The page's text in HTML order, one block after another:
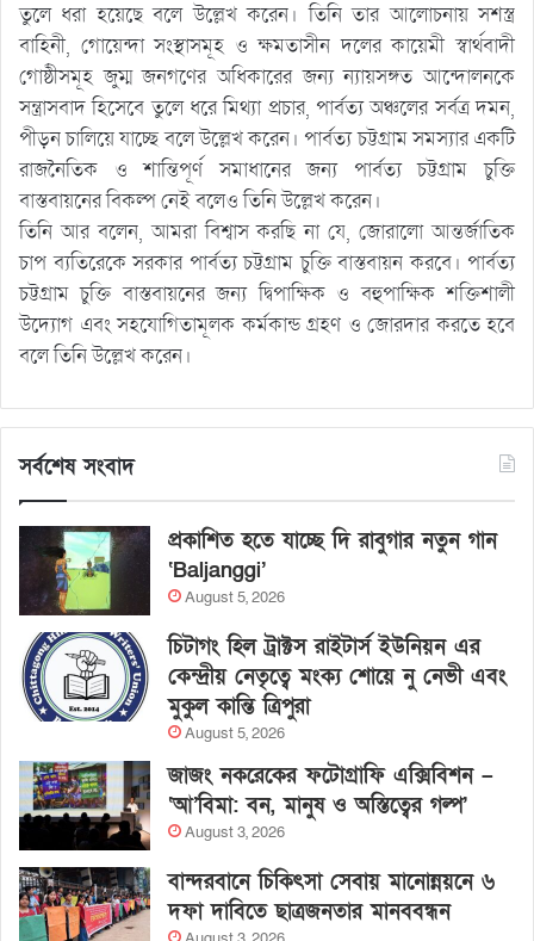
তুলে ধরা হয়েছে বলে উল্লেখ করেন। তিনি তার আলোচনায় সশস্ত্র
বাহিনী, গোয়েন্দা সংস্থাসমূহ ও ক্ষমতাসীন দলের কায়েমী স্বার্থবাদী
গোষ্ঠীসমূহ জুম্ম জনগণের অধিকারের জন্য ন্যায়সঙ্গত আন্দোলনকে
সন্ত্রাসবাদ হিসেবে তুলে ধরে মিথ্যা প্রচার, পার্বত্য অঞ্চলের সর্বত্র দমন,
পীড়ন চালিয়ে যাচ্ছে বলে উল্লেখ করেন। পার্বত্য চট্টগ্রাম সমস্যার একটি
রাজনৈতিক ও শান্তিপূর্ণ সমাধানের জন্য পার্বত্য চট্টগ্রাম চুক্তি
বাস্তবায়নের বিকল্প নেই বলেও তিনি উল্লেখ করেন।
তিনি আর বলেন, আমরা বিশ্বাস করছি না যে, জোরালো আন্তর্জাতিক
চাপ ব্যতিরেকে সরকার পার্বত্য চট্টগ্রাম চুক্তি বাস্তবায়ন করবে। পার্বত্য
চট্টগ্রাম চুক্তি বাস্তবায়নের জন্য দ্বিপাক্ষিক ও বহুপাক্ষিক শক্তিশালী
উদ্যোগ এবং সহযোগিতামূলক কর্মকান্ড গ্রহণ ও জোরদার করতে হবে
বলে তিনি উল্লেখ করেন।
সর্বশেষ সংবাদ
প্রকাশিত হতে যাচ্ছে দি রাবুগার নতুন গান
‘Baljanggi’
August 5, 2026
চিটাগং হিল ট্রাক্টস রাইটার্স ইউনিয়ন এর
কেন্দ্রীয় নেতৃত্বে মংক্য শোয়ে নু নেভী এবং
মুকুল কান্তি ত্রিপুরা
August 5, 2026
জাজং নকরেকের ফটোগ্রাফি এক্সিবিশন –
‘আ’বিমা: বন, মানুষ ও অস্তিত্বের গল্প’
August 3, 2026
বান্দরবানে চিকিৎসা সেবায় মানোন্নয়নে ৬
দফা দাবিতে ছাত্রজনতার মানববন্ধন